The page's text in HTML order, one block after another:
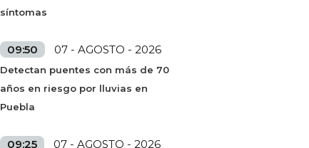
síntomas
09:50 07 - AGOSTO - 2026
Detectan puentes con más de 70
años en riesgo por lluvias en
Puebla
09:25 07 - AGOSTO - 2026